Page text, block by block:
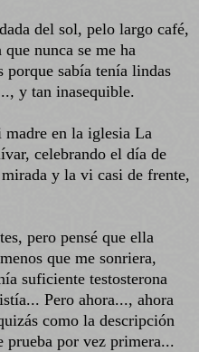
del sol, pelo largo café,
nunca se me ha
porque sabía tenía lindas
y tan inasequible.
en la iglesia La
celebrando el día de
y la vi casi de frente,
pero pensé que ella
que me sonriera,
suficiente testosterona
Pero ahora..., ahora
como la descripción
prueba por vez primera...